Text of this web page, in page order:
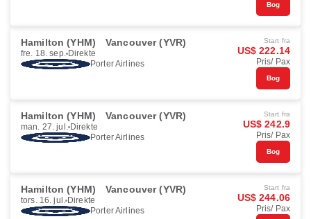
Bog
Hamilton (YHM) Vancouver (YVR)
fre. 18. sep. Direkte
Porter Airlines
Start fra
US$ 222.14
Pris/ Pax
Bog
Hamilton (YHM) Vancouver (YVR)
man. 27. jul. Direkte
Porter Airlines
Start fra
US$ 242.9
Pris/ Pax
Bog
Hamilton (YHM) Vancouver (YVR)
tors. 16. jul. Direkte
Porter Airlines
Start fra
US$ 244.06
Pris/ Pax